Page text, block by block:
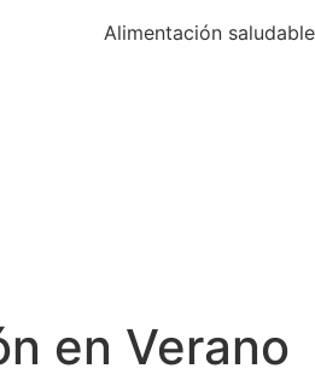
en Verano